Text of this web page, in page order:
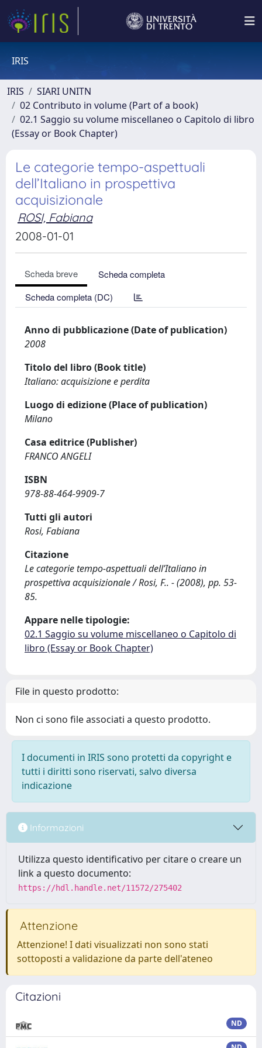
IRIS
IRIS
SIARI UNITN
02 Contributo in volume (Part of a book)
02.1 Saggio su volume miscellaneo o Capitolo di libro
(Essay or Book Chapter)
Le categorie tempo-aspettuali
dell’Italiano in prospettiva
acquisizionale
ROSI, Fabiana
2008-01-01
Scheda breve
Scheda completa
Scheda completa (DC)
Anno di pubblicazione (Date of publication)
2008
Titolo del libro (Book title)
Italiano: acquisizione e perdita
Luogo di edizione (Place of publication)
Milano
Casa editrice (Publisher)
FRANCO ANGELI
ISBN
978-88-464-9909-7
Tutti gli autori
Rosi, Fabiana
Citazione
Le categorie tempo-aspettuali dell’Italiano in
prospettiva acquisizionale / Rosi, F.. - (2008), pp. 53-
85.
Appare nelle tipologie:
02.1 Saggio su volume miscellaneo o Capitolo di
libro (Essay or Book Chapter)
File in questo prodotto:
Non ci sono file associati a questo prodotto.
I documenti in IRIS sono protetti da copyright e
tutti i diritti sono riservati, salvo diversa
indicazione
Informazioni
Utilizza questo identificativo per citare o creare un
link a questo documento:
https://hdl.handle.net/11572/275402
Attenzione
Attenzione! I dati visualizzati non sono stati
sottoposti a validazione da parte dell'ateneo
Citazioni
ND